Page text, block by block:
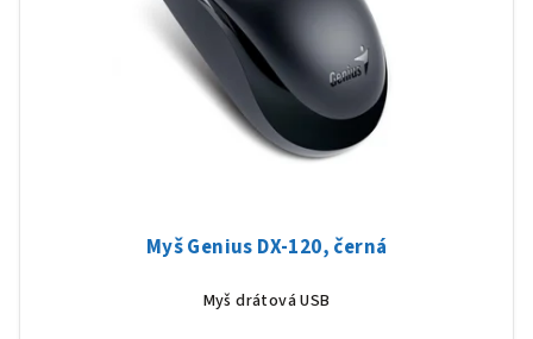
Myš Genius DX-120, černá
Myš drátová USB